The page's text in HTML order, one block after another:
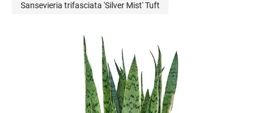
Sansevieria trifasciata 'Silver Mist' Tuft